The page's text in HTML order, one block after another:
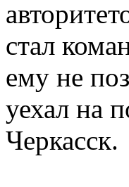
стал
ему не
уехал на
Черкасск.